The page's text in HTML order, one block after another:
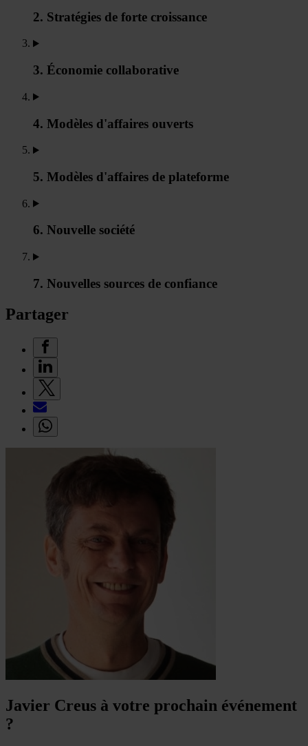
2. Stratégies de forte croissance
3. Économie collaborative
4. Modèles d'affaires ouverts
5. Modèles d'affaires de plateforme
6. Nouvelle société
7. Nouvelles sources de confiance
Partager
Javier Creus à votre prochain événement
?